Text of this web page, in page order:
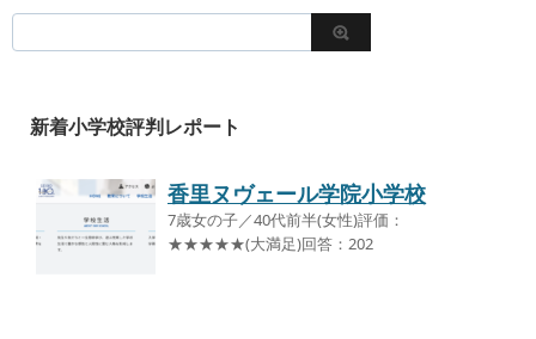
新着小学校評判レポート
香里ヌヴェール学院小学校
7歳女の子／40代前半(女性)評価：
★★★★★(大満足)回答：202